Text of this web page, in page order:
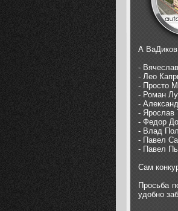
А
-
- Лео
- Просто
- Роман
-
- Ярослав
- Федор
- Влад
- Павел
- Павел
Сам
Просьба
удобно